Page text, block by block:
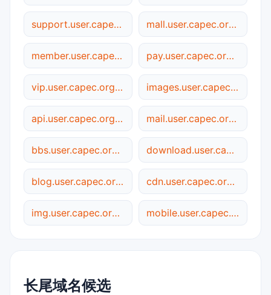
support.user.capec.org.cn mall.user.capec.org.cn
member.user.capec.org.cn pay.user.capec.org.cn
vip.user.capec.org.cn images.user.capec.org.cn
api.user.capec.org.cn mail.user.capec.org.cn
bbs.user.capec.org.cn download.user.capec.org.cn
blog.user.capec.org.cn cdn.user.capec.org.cn
img.user.capec.org.cn mobile.user.capec.org.cn
长尾域名候选